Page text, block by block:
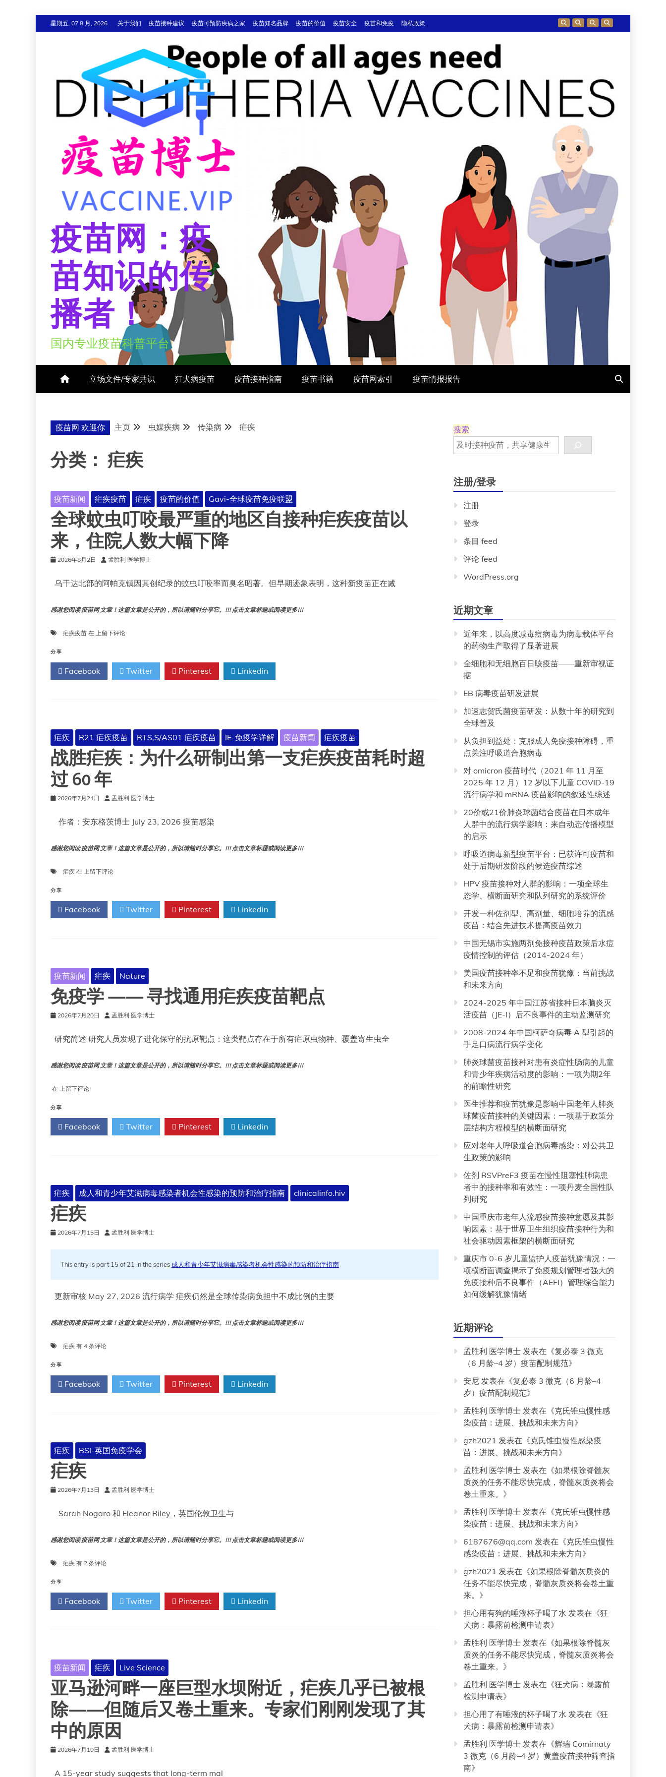
至
星期五, 07 8 月, 2026 关于我们 疫苗接种建议 疫苗可预防疾病之家 疫苗知名品牌 疫苗的价值 疫苗安全 疫苗和免疫 隐私政策
疫苗网：疫
苗知识的传
播者！
国内专业疫苗科普平台
立场文件/专家共识 狂犬病疫苗 疫苗接种指南 疫苗书籍 疫苗网索引 疫苗情报报告
疫苗网 欢迎你 主页 虫媒疾病 传染病 疟疾
分类： 疟疾
疫苗新闻 疟疾疫苗 疟疾 疫苗的价值 Gavi-全球疫苗免疫联盟
全球蚊虫叮咬最严重的地区自接种疟疾疫苗以
来，住院人数大幅下降
2026年8月2日 孟胜利 医学博士
乌干达北部的阿帕克镇因其创纪录的蚊虫叮咬率而臭名昭著。但早期迹象表明，这种新疫苗正在减
感谢您阅读 疫苗网 文章！这篇文章是公开的，所以请随时分享它。!!! 点击文章标题或阅读更多!!!
疟疾疫苗 在 全
虫
叮
咬
地
区
自
接
种
疟
疫
以
院
数
下
降
上留下评论
分享
Facebook Twitter Pinterest Linkedin
疟疾 R21 疟疾疫苗 RTS,S/AS01 疟疾疫苗 IE-免疫学详解 疫苗新闻 疟疾疫苗
战胜疟疾：为什么研制出第一支疟疾疫苗耗时超
过 60 年
2026年7月24日 孟胜利 医学博士
作者：安东格茨博士 July 23, 2026 疫苗感染
感谢您阅读 疫苗网 文章！这篇文章是公开的，所以请随时分享它。!!! 点击文章标题或阅读更多!!!
疟疾 在 战
疾：
为
什
第
一
支
疟
疫
耗
过
年
上留下评论
分享
Facebook Twitter Pinterest Linkedin
疫苗新闻 疟疾 Nature
免疫学 —— 寻找通用疟疾疫苗靶点
2026年7月20日 孟胜利 医学博士
研究简述 研究人员发现了进化保守的抗原靶点：这类靶点存在于所有疟原虫物种、覆盖寄生虫全
感谢您阅读 疫苗网 文章！这篇文章是公开的，所以请随时分享它。!!! 点击文章标题或阅读更多!!!
在 免
学
——
寻
找
疫
苗
靶
点
上留下评论
分享
Facebook Twitter Pinterest Linkedin
疟疾 成人和青少年艾滋病毒感染者机会性感染的预防和治疗指南 clinicalinfo.hiv
疟疾
2026年7月15日 孟胜利 医学博士
This entry is part 15 of 21 in the series 成人和青少年艾滋病毒感染者机会性感染的预防和治疗指南
更新审核 May 27, 2026 流行病学 疟疾仍然是全球传染病负担中不成比例的主要
感谢您阅读 疫苗网 文章！这篇文章是公开的，所以请随时分享它。!!! 点击文章标题或阅读更多!!!
疟疾 疟
有 4 条评论
分享
Facebook Twitter Pinterest Linkedin
疟疾 BSI-英国免疫学会
疟疾
2026年7月13日 孟胜利 医学博士
Sarah Nogaro 和 Eleanor Riley，英国伦敦卫生与
感谢您阅读 疫苗网 文章！这篇文章是公开的，所以请随时分享它。!!! 点击文章标题或阅读更多!!!
疟疾 疟
有 2 条评论
分享
Facebook Twitter Pinterest Linkedin
疫苗新闻 疟疾 Live Science
亚马逊河畔一座巨型水坝附近，疟疾几乎已被根
除——但随后又卷土重来。专家们刚刚发现了其
中的原因
2026年7月10日 孟胜利 医学博士
A 15-year study suggests that long-term mal
搜索
注册/登录
注册
登录
条目 feed
评论 feed
WordPress.org
近期文章
近年来，以高度减毒痘病毒为病毒载体平台
的药物生产取得了显著进展
全细胞和无细胞百日咳疫苗——重新审视证
据
EB 病毒疫苗研发进展
加速志贺氏菌疫苗研发：从数十年的研究到
全球普及
从负担到益处：克服成人免疫接种障碍，重
点关注呼吸道合胞病毒
对 omicron 疫苗时代（2021 年 11 月至
2025 年 12 月）12 岁以下儿童 COVID-19
流行病学和 mRNA 疫苗影响的叙述性综述
20价或21价肺炎球菌结合疫苗在日本成年
人群中的流行病学影响：来自动态传播模型
的启示
呼吸道病毒新型疫苗平台：已获许可疫苗和
处于后期研发阶段的候选疫苗综述
HPV 疫苗接种对人群的影响：一项全球生
态学、横断面研究和队列研究的系统评价
开发一种佐剂型、高剂量、细胞培养的流感
疫苗：结合先进技术提高疫苗效力
中国无锡市实施两剂免接种疫苗政策后水痘
疫情控制的评估（2014-2024 年）
美国疫苗接种率不足和疫苗犹豫：当前挑战
和未来方向
2024-2025 年中国江苏省接种日本脑炎灭
活疫苗（JE-I）后不良事件的主动监测研究
2008-2024 年中国柯萨奇病毒 A 型引起的
手足口病流行病学变化
肺炎球菌疫苗接种对患有炎症性肠病的儿童
和青少年疾病活动度的影响：一项为期2年
的前瞻性研究
医生推荐和疫苗犹豫是影响中国老年人肺炎
球菌疫苗接种的关键因素：一项基于政策分
层结构方程模型的横断面研究
应对老年人呼吸道合胞病毒感染：对公共卫
生政策的影响
佐剂 RSVPreF3 疫苗在慢性阻塞性肺病患
者中的接种率和有效性：一项丹麦全国性队
列研究
中国重庆市老年人流感疫苗接种意愿及其影
响因素：基于世界卫生组织疫苗接种行为和
社会驱动因素框架的横断面研究
重庆市 0-6 岁儿童监护人疫苗犹豫情况：一
项横断面调查揭示了免疫规划管理者强大的
免疫接种后不良事件（AEFI）管理综合能力
如何缓解犹豫情绪
近期评论
孟胜利 医学博士 发表在《复必泰 3 微克
（6 月龄–4 岁）疫苗配制规范》
安尼 发表在《复必泰 3 微克（6 月龄–4
岁）疫苗配制规范》
孟胜利 医学博士 发表在《克氏锥虫慢性感
染疫苗：进展、挑战和未来方向》
gzh2021 发表在《克氏锥虫慢性感染疫
苗：进展、挑战和未来方向》
孟胜利 医学博士 发表在《如果根除脊髓灰
质炎的任务不能尽快完成，脊髓灰质炎将会
卷土重来。 》
孟胜利 医学博士 发表在《克氏锥虫慢性感
染疫苗：进展、挑战和未来方向》
6187676@qq.com 发表在《克氏锥虫慢性
感染疫苗：进展、挑战和未来方向》
gzh2021 发表在《如果根除脊髓灰质炎的
任务不能尽快完成，脊髓灰质炎将会卷土重
来。 》
担心用有狗的唾液杯子喝了水 发表在《狂
犬病：暴露前检测申请表》
孟胜利 医学博士 发表在《如果根除脊髓灰
质炎的任务不能尽快完成，脊髓灰质炎将会
卷土重来。 》
孟胜利 医学博士 发表在《狂犬病：暴露前
检测申请表》
担心用了有唾液的杯子喝了水 发表在《狂
犬病：暴露前检测申请表》
孟胜利 医学博士 发表在《辉瑞 Comirnaty
3 微克（6 月龄–4 岁）黄盖疫苗接种筛查指
南》